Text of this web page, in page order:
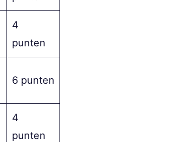
4
punten
6 punten
4
punten